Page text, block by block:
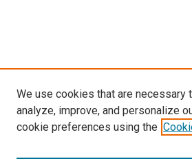
We use cookies that are necessary
analyze, improve, and personalize
cookie preferences using the